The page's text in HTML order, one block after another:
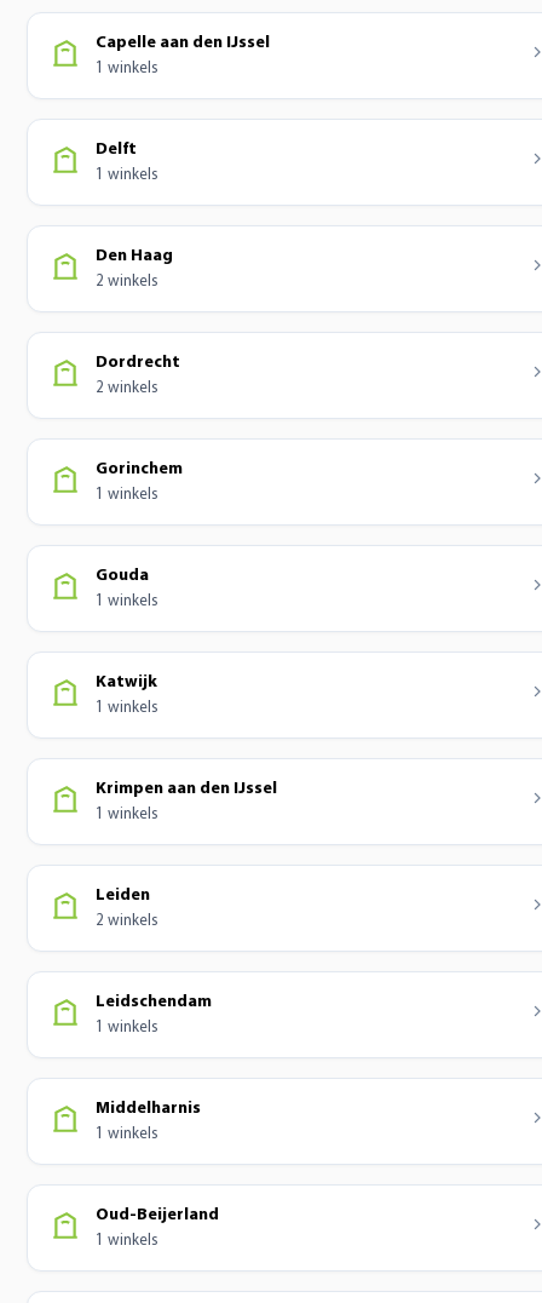
Capelle aan den IJssel
1 winkels
Delft
1 winkels
Den Haag
2 winkels
Dordrecht
2 winkels
Gorinchem
1 winkels
Gouda
1 winkels
Katwijk
1 winkels
Krimpen aan den IJssel
1 winkels
Leiden
2 winkels
Leidschendam
1 winkels
Middelharnis
1 winkels
Oud-Beijerland
1 winkels